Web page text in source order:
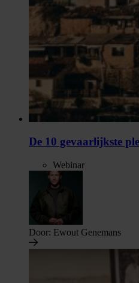
De 10 gevaarlijkste
Webinar
Door: Ewout Genemans